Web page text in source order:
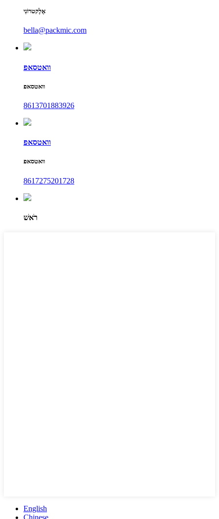
אֶלֶקטרוֹנִי
bella@packmic.com
וואטסאפ
וואטסאפ
8613701883926
וואטסאפ
וואטסאפ
8617275201728
רֹאשׁ
English